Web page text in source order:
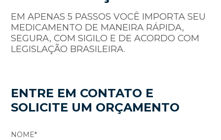
EM APENAS 5 PASSOS VOCÊ IMPORTA SEU
MEDICAMENTO DE MANEIRA RÁPIDA,
SEGURA, COM SIGILO E DE ACORDO COM
LEGISLAÇÃO BRASILEIRA.
ENTRE EM CONTATO E
SOLICITE UM ORÇAMENTO
NOME*